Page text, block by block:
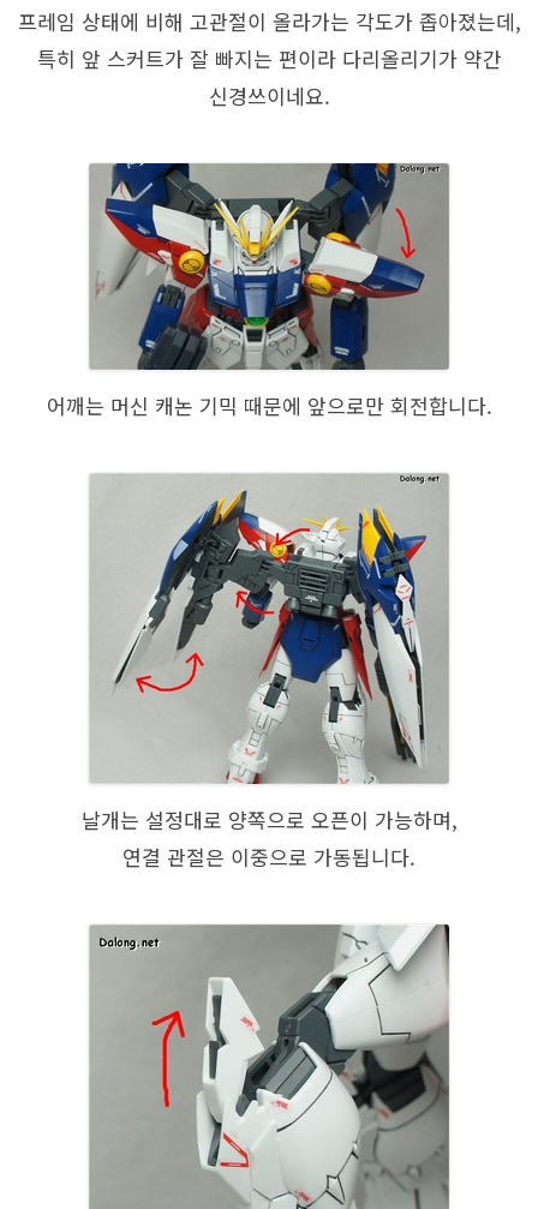
프레임 상태에 비해 고관절이 올라가는 각도가 좁아졌는데,
특히 앞 스커트가 잘 빠지는 편이라 다리올리기가 약간
신경쓰이네요.
어깨는 머신 캐논 기믹 때문에 앞으로만 회전합니다.
날개는 설정대로 양쪽으로 오픈이 가능하며,
연결 관절은 이중으로 가동됩니다.